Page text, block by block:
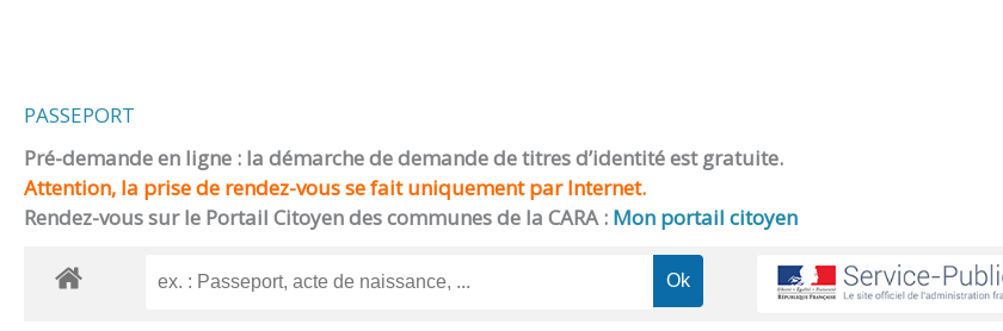
PASSEPORT
Pré-demande en ligne : la démarche de demande de titres d’identité est gratuite.
Attention, la prise de rendez-vous se fait uniquement par Internet.
Rendez-vous sur le Portail Citoyen des communes de la CARA : Mon portail citoyen